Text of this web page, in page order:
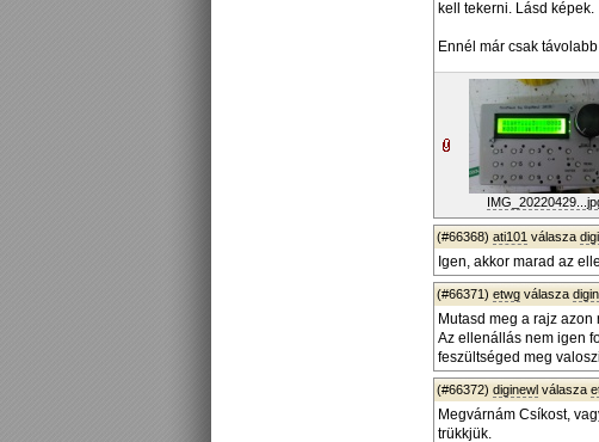
kell tekerni. Lásd képek.
Ennél már csak
(#66368) ati101 válasza
Igen, akkor marad az
(#66371) etwg válasza
Mutasd meg a rajz
Az ellenállás nem igen
feszültséged meg
(#66372) diginewl válasza
Megvárnám Csíkost,
trükkjük.